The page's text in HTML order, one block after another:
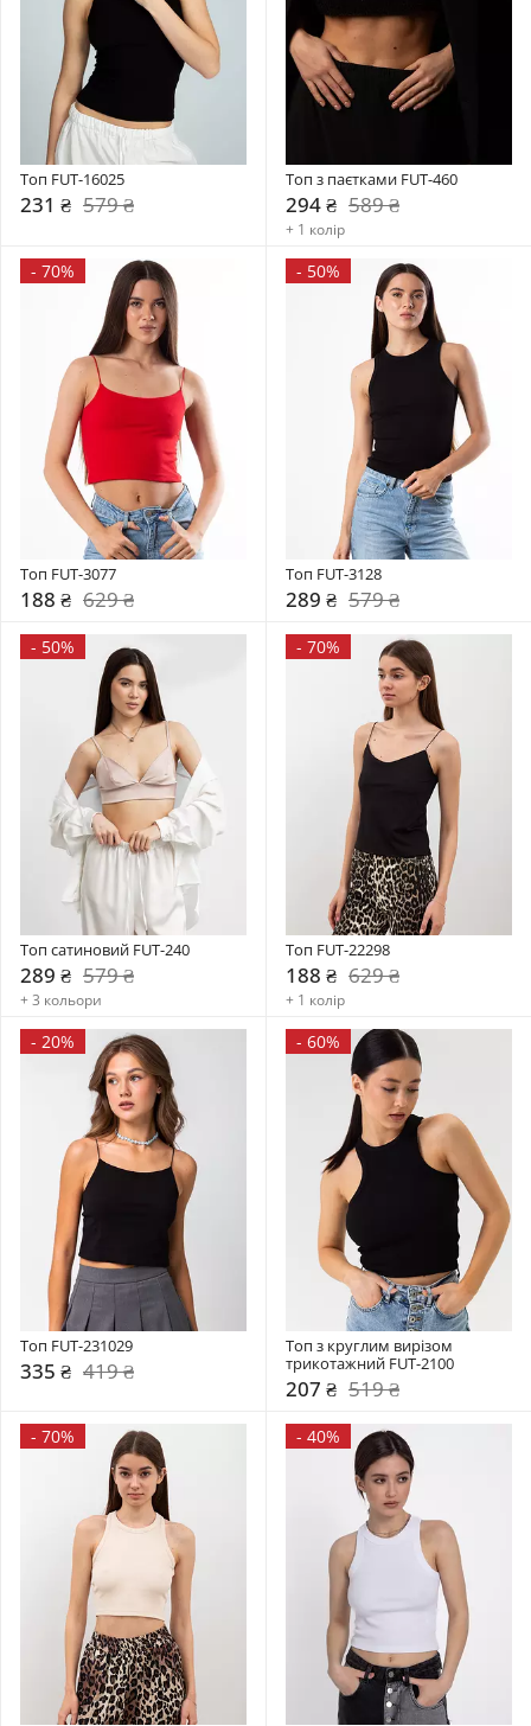
Топ FUT-16025
231 ₴ 579 ₴
Топ з паєтками FUT-460
294 ₴ 589 ₴
+ 1 колір
- 70%
Топ FUT-3077
188 ₴ 629 ₴
- 50%
Топ FUT-3128
289 ₴ 579 ₴
- 50%
Топ сатиновий FUT-240
289 ₴ 579 ₴
+ 3 кольори
- 70%
Топ FUT-22298
188 ₴ 629 ₴
+ 1 колір
- 20%
Топ FUT-231029
335 ₴ 419 ₴
- 60%
Топ з круглим вирізом
трикотажний FUT-2100
207 ₴ 519 ₴
- 70% - 40%